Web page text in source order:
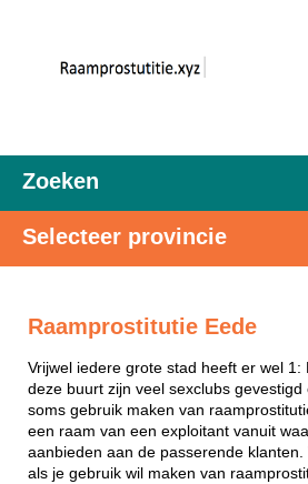
Zoeken
Selecteer provincie
Raamprostitutie Eede
Vrijwel iedere grote stad heeft er wel 1:
deze buurt zijn veel sexclubs
soms gebruik maken van
een raam van een exploitant vanuit
aanbieden aan de passerende klanten.
als je gebruik wil maken van